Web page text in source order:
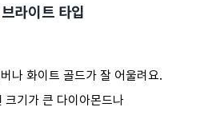
라이트 타입
나 화이트 골드가 잘 어울려요.
크기가 큰 다이아몬드나